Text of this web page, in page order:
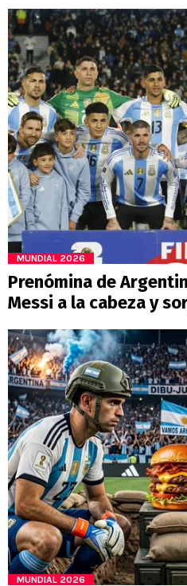
MUNDIAL 2026
Prenómina de
Messi a la cabeza y
MUNDIAL 2026